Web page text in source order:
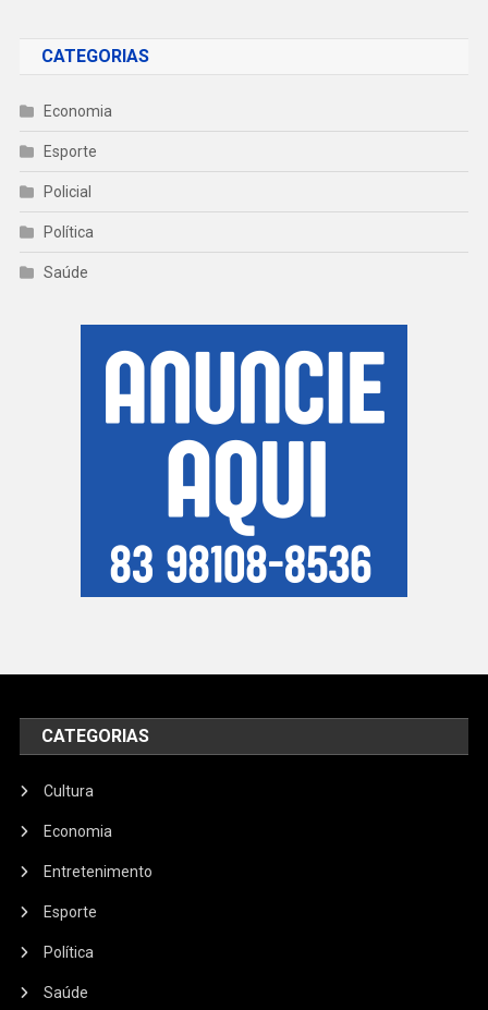
CATEGORIAS
Economia
Esporte
Policial
Política
Saúde
CATEGORIAS
Cultura
Economia
Entretenimento
Esporte
Política
Saúde